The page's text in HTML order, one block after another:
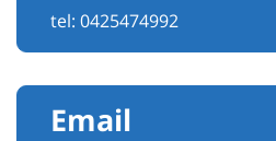
tel: 0425474992
Email